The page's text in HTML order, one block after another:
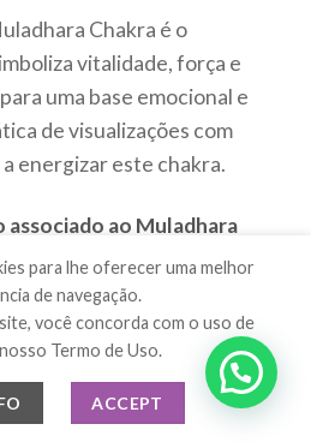
Chakra é o
vitalidade, força e
uma base emocional e
de visualizações com
energizar este chakra.
associado ao Muladhara
ao Muladhara Chakra é a
fortalece a sensação de
e conexão com o mundo
a energia da mulher no
para lhe oferecer uma melhor
de navegação.
você concorda com o uso de
Termo de Uso.
ACCEPT